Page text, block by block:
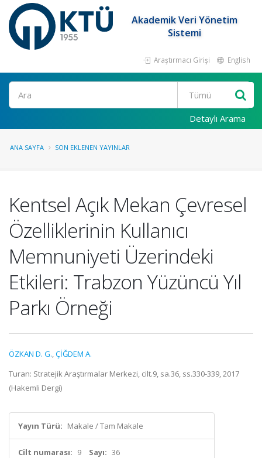
Akademik Veri Yönetim
Sistemi
Araştırmacı Girişi English
Ara
Detaylı Arama
ANA SAYFA SON EKLENEN YAYINLAR
Kentsel Açık Mekan Çevresel
Özelliklerinin Kullanıcı
Memnuniyeti Üzerindeki
Etkileri: Trabzon Yüzüncü Yıl
Parkı Örneği
ÖZKAN D. G.,ÇİĞDEM A.
Turan: Stratejik Araştırmalar Merkezi, cilt.9, sa.36, ss.330-339, 2017
(Hakemli Dergi)
Yayın Türü: Makale / Tam Makale
Cilt numarası: 9 Sayı: 36